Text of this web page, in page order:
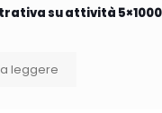
su attività 5×1000
leggere